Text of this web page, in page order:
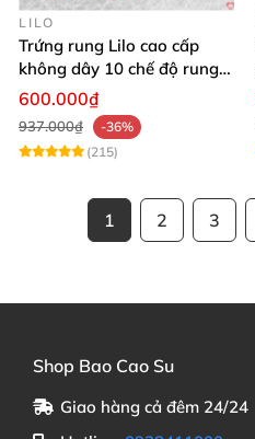
LILO
Trứng rung Lilo cao cấp
không dây 10 chế độ rung
điều khiển USB
600.000₫
937.000₫
-36%
(215)
1 2 3
Shop Bao Cao Su
Giao hàng cả đêm 24/24